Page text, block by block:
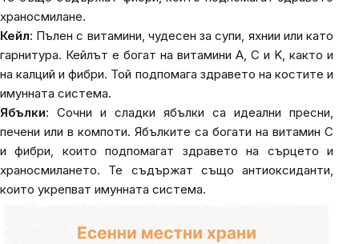
храносмилане.
Кейл: Пълен с витамини, чудесен за супи, яхнии или като
гарнитура. Кейлът е богат на витамини A, C и K, както и
на калций и фибри. Той подпомага здравето на костите и
имунната система.
Ябълки: Сочни и сладки ябълки са идеални пресни,
печени или в компоти. Ябълките са богати на витамин C
и фибри, които подпомагат здравето на сърцето и
храносмилането. Те съдържат също антиоксиданти,
които укрепват имунната система.